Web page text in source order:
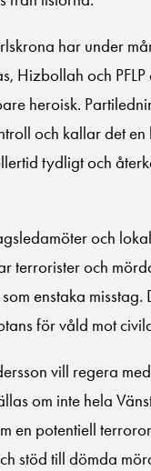
har under
Hizbollah och PFLP
heroisk.
och kallar det
tydligt och
och
terrorister och
enstaka misstag.
för våld mot
vill regera
om inte hela
en potentiell
stöd till dömda